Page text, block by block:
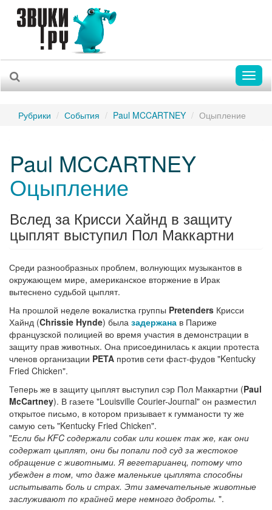
Рубрики События Paul MCCARTNEY Оцыпление
Paul MCCARTNEY
Оцыпление
Вслед за Крисси Хайнд в защиту
цыплят выступил Пол Маккартни
Среди разнообразных проблем, волнующих музыкантов в
окружающем мире, американское вторжение в Ирак
вытеснено судьбой цыплят.
На прошлой неделе вокалистка группы Pretenders Крисси
Хайнд (Chrissie Hynde) была задержана в Париже
французской полицией во время участия в демонстрации в
защиту прав животных. Она присоединилась к акции протеста
членов организации PETA против сети фаст-фудов "Kentucky
Fried Chicken".
Теперь же в защиту цыплят выступил сэр Пол Маккартни (Paul
McCartney). В газете "Louisville Courier-Journal" он разместил
открытое письмо, в котором призывает к гумманости ту же
самую сеть "Kentucky Fried Chicken".
"Если бы KFC содержали собак или кошек так же, как они
содержат цыплят, они бы попали под суд за жестокое
обращение с животными. Я вегетарианец, потому что
убежден в том, что даже маленькие цыплята способны
испытывать боль и страх. Эти замечательные животные
заслуживают по крайней мере немного доброты. ".